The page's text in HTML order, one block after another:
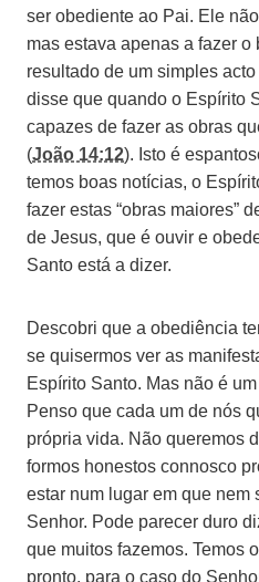
ser obediente ao Pai. Ele
mas estava apenas a fazer o
resultado de um simples
disse que quando o Espírito
capazes de fazer as obras
(João 14:12). Isto é
temos boas notícias, o
fazer estas “obras maiores”
de Jesus, que é ouvir e
Santo está a dizer.
Descobri que a obediência
se quisermos ver as
Espírito Santo. Mas não é
Penso que cada um de nós
própria vida. Não queremos
formos honestos connosco
estar num lugar em que nem
Senhor. Pode parecer duro
que muitos fazemos. Temos
pronto, para o caso do